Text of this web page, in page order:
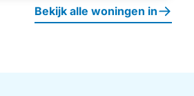
Bekijk alle woningen in